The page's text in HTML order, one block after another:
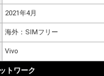
2021年4月
海外：SIMフリー
Vivo
トワーク